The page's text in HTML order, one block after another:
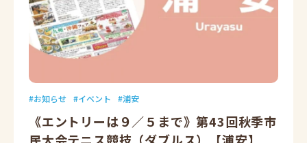
お知らせ イベント 浦安
《エントリーは９／５まで》第43回秋季市